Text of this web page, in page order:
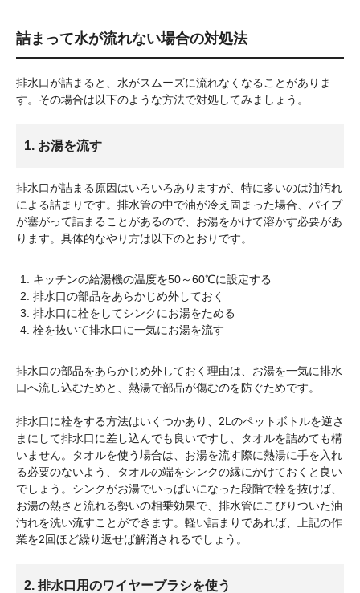
詰まって水が流れない場合の対処法
排水口が詰まると、水がスムーズに流れなくなることがありま
す。その場合は以下のような方法で対処してみましょう。
1. お湯を流す
排水口が詰まる原因はいろいろありますが、特に多いのは油汚れ
による詰まりです。排水管の中で油が冷え固まった場合、パイプ
が塞がって詰まることがあるので、お湯をかけて溶かす必要があ
ります。具体的なやり方は以下のとおりです。
キッチンの給湯機の温度を50～60℃に設定する
排水口の部品をあらかじめ外しておく
排水口に栓をしてシンクにお湯をためる
栓を抜いて排水口に一気にお湯を流す
排水口の部品をあらかじめ外しておく理由は、お湯を一気に排水
口へ流し込むためと、熱湯で部品が傷むのを防ぐためです。
排水口に栓をする方法はいくつかあり、2Lのペットボトルを逆さ
まにして排水口に差し込んでも良いですし、タオルを詰めても構
いません。タオルを使う場合は、お湯を流す際に熱湯に手を入れ
る必要のないよう、タオルの端をシンクの縁にかけておくと良い
でしょう。シンクがお湯でいっぱいになった段階で栓を抜けば、
お湯の熱さと流れる勢いの相乗効果で、排水管にこびりついた油
汚れを洗い流すことができます。軽い詰まりであれば、上記の作
業を2回ほど繰り返せば解消されるでしょう。
2. 排水口用のワイヤーブラシを使う